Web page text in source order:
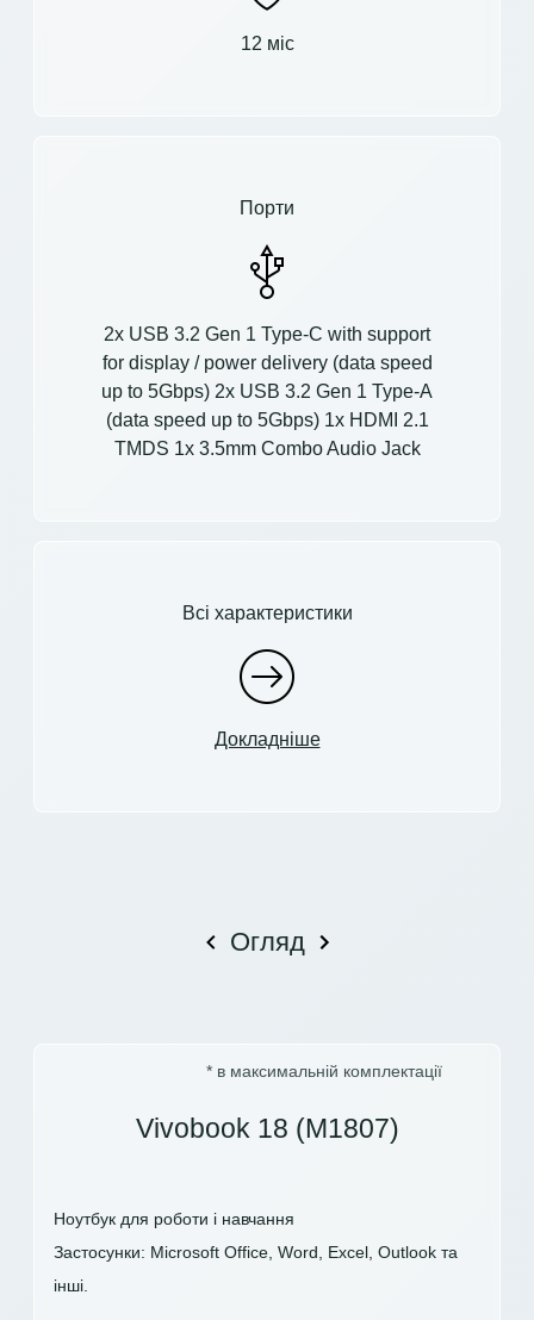
12 міс
Порти
2x USB 3.2 Gen 1 Type-C with support
for display / power delivery (data speed
up to 5Gbps) 2x USB 3.2 Gen 1 Type-A
(data speed up to 5Gbps) 1x HDMI 2.1
TMDS 1x 3.5mm Combo Audio Jack
Всі характеристики
Докладніше
Огляд
* в максимальній комплектації
Vivobook 18 (M1807)
Ноутбук для роботи і навчання
Застосунки: Microsoft Office, Word, Excel, Outlook та
інші.